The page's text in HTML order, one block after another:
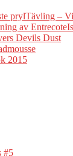
Tävling –
Devils Dust
2015
#5